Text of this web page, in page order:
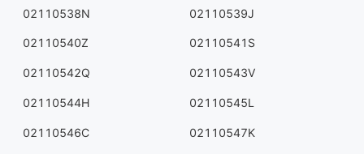
02110538N 02110539J
02110540Z 02110541S
02110542Q 02110543V
02110544H 02110545L
02110546C 02110547K